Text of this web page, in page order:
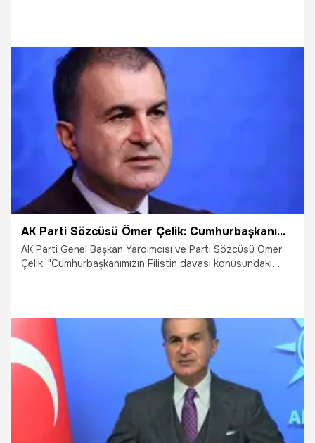
4.12.2024 Gündem
AK Parti Sözcüsü Ömer Çelik: Cumhurbaşkanımızın Filistin davası konusundaki hassasiyeti, insanlık cephesinin onurudur
AK Parti Genel Başkan Yardımcısı ve Parti Sözcüsü Ömer
Çelik, "Cumhurbaşkanımızın Filistin davası konusundaki
29.11.2024